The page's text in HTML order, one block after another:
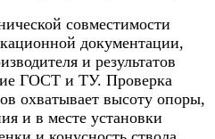
совместимости
документации,
и результатов
ГОСТ и ТУ. Проверка
охватывает высоту опоры,
и в месте установки